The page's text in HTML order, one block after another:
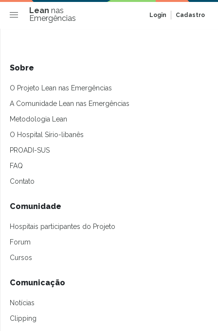
Lean nas
Emergências
Login Cadastro
Sobre
O Projeto Lean nas Emergências
A Comunidade Lean nas Emergências
Metodologia Lean
O Hospital Sírio-libanês
PROADI-SUS
FAQ
Contato
Comunidade
Hospitais participantes do Projeto
Forum
Cursos
Comunicação
Notícias
Clipping